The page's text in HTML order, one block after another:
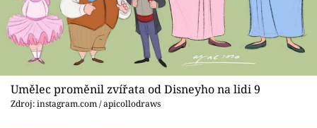
Umělec proměnil zvířata od Disneyho na lidi 9
Zdroj: instagram.com / apicollodraws